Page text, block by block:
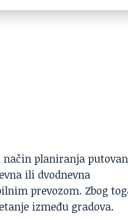
planiranja
ili dvodnevna
prevozom. Zbog
između gradova.